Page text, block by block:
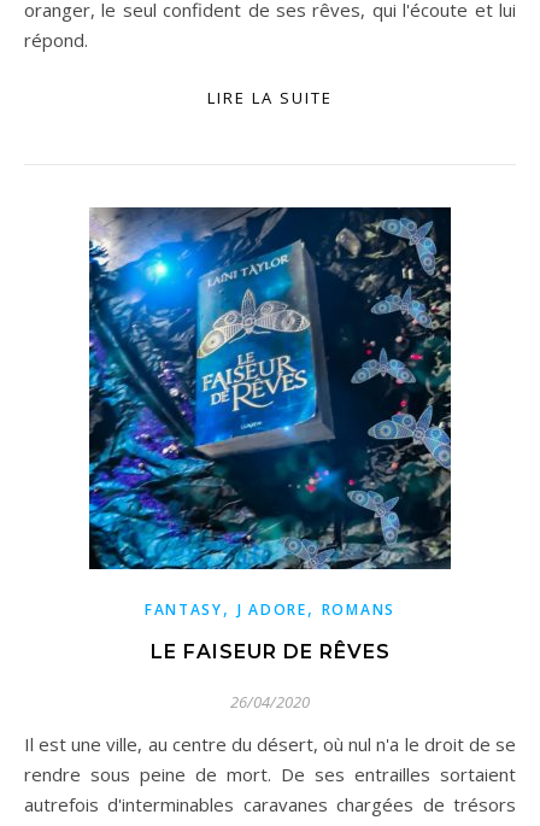
oranger, le seul confident de ses rêves, qui l'écoute et lui
répond.
LIRE LA SUITE
FANTASY, J ADORE, ROMANS
LE FAISEUR DE RÊVES
26/04/2020
Il est une ville, au centre du désert, où nul n'a le droit de se
rendre sous peine de mort. De ses entrailles sortaient
autrefois d'interminables caravanes chargées de trésors